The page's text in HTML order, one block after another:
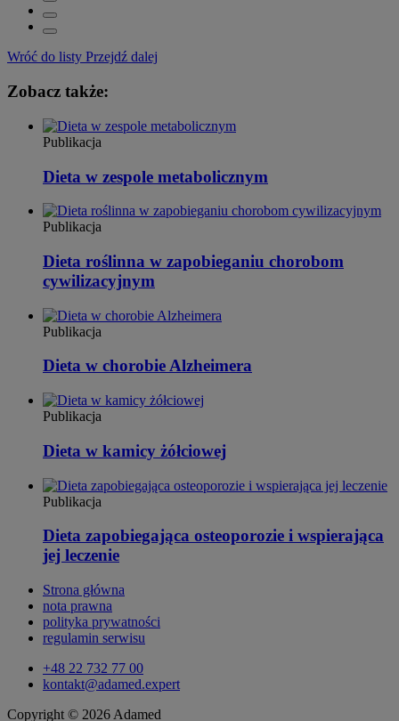
Wróć do listy Przejdź dalej
Zobacz także:
Publikacja
Dieta w zespole metabolicznym
Publikacja
Dieta roślinna w zapobieganiu chorobom
cywilizacyjnym
Publikacja
Dieta w chorobie Alzheimera
Publikacja
Dieta w kamicy żółciowej
Publikacja
Dieta zapobiegająca osteoporozie i wspierająca
jej leczenie
Strona główna
nota prawna
polityka prywatności
regulamin serwisu
+48 22 732 77 00
kontakt@adamed.expert
Copyright © 2026 Adamed